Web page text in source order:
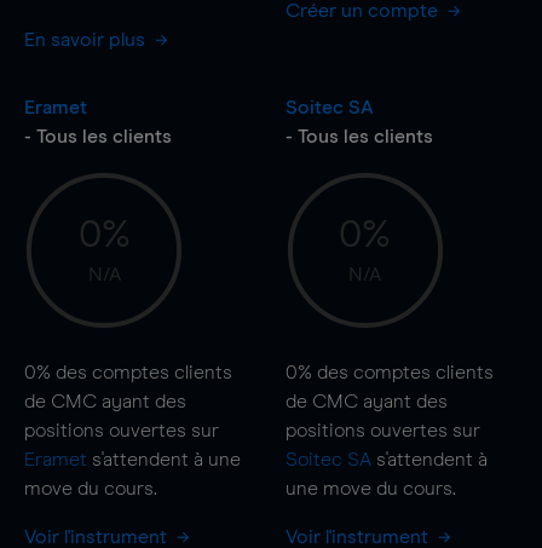
En savoir plus
Créer un compte
Eramet
- Tous les clients
0%
N/A
0% des comptes clients
de CMC ayant des
positions ouvertes sur
Eramet s'attendent à une
move du cours.
Voir l'instrument
Soitec SA
- Tous les clients
0%
N/A
0% des comptes clients
de CMC ayant des
positions ouvertes sur
Soitec SA s'attendent à
une move du cours.
Voir l'instrument